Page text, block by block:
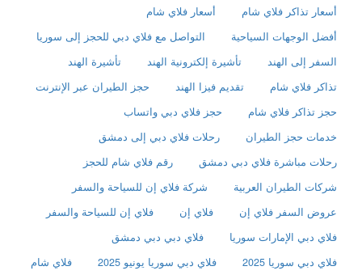
أسعار تذاكر فلاي شام
أسعار فلاي شام
أفضل الوجهات السياحية
التواصل مع فلاي دبي للحجز إلى سوريا
السفر إلى الهند
تأشيرة إلكترونية الهند
تأشيرة الهند
تذاكر فلاي شام
تقديم فيزا الهند
حجز الطيران عبر الإنترنت
حجز تذاكر فلاي شام
حجز فلاي دبي واتساب
خدمات حجز الطيران
رحلات فلاي دبي إلى دمشق
رحلات مباشرة فلاي دبي دمشق
رقم فلاي شام للحجز
شركات الطيران العربية
شركة فلاي إن للسياحة والسفر
عروض السفر فلاي إن
فلاي إن
فلاي إن للسياحة والسفر
فلاي دبي الإمارات سوريا
فلاي دبي دبي دمشق
فلاي دبي سوريا 2025
فلاي دبي سوريا يونيو 2025
فلاي شام